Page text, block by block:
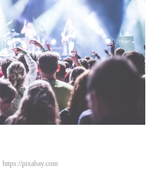
https://pixabay.com